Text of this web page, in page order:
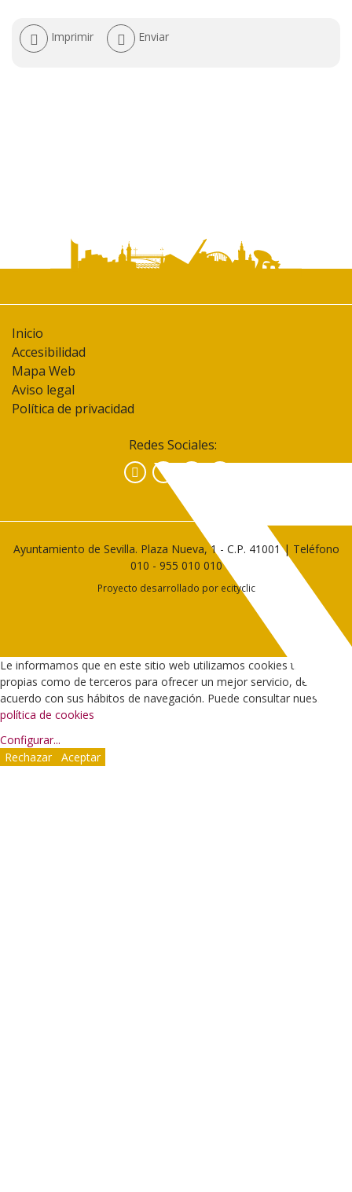
Acciones
Imprimir Enviar
Inicio
Accesibilidad
Mapa Web
Aviso legal
Política de privacidad
Redes Sociales:
Facebook
Ayuntamiento de Sevilla. Plaza Nueva, 1 - C.P. 41001 | Teléfono
010 - 955 010 010
Proyecto desarrollado por ecityclic
Le informamos que en este sitio web utilizamos cookies tanto
propias como de terceros para ofrecer un mejor servicio, de
acuerdo con sus hábitos de navegación. Puede consultar nuestra
política de cookies
Configurar...
Rechazar
Aceptar